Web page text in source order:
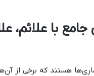
با علائم،
هستند که برخی از